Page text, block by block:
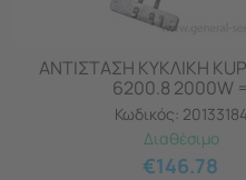
ΑΝΤΙΣΤΑΣΗ ΚΥΚΛΙΚΗ
6200.8 2000W
Κωδικός:
Διαθέσιμο
€146.78